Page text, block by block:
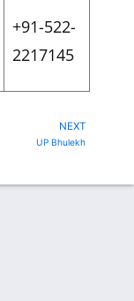
+91-522-
2217145
NEXT
UP Bhulekh